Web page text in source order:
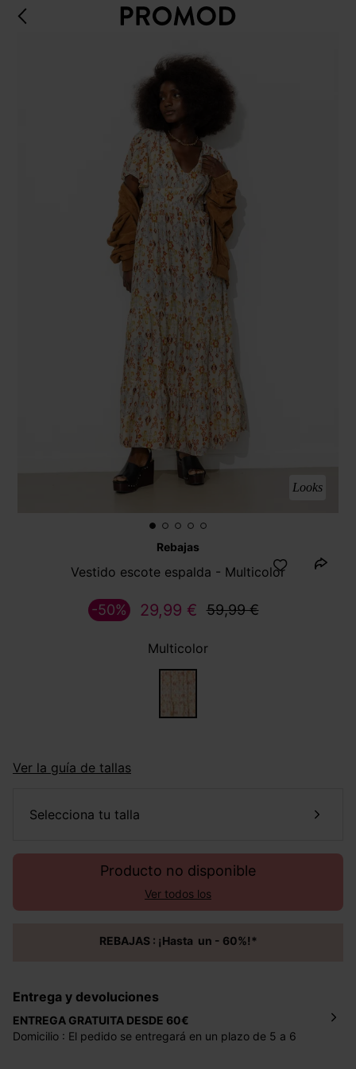
Looks
Rebajas
Vestido escote espalda - Multicolor
29,99 € 59,99 €
-50%
Multicolor
Ver la guía de tallas
selecciona tu talla
Producto no disponible
Ver todos los
REBAJAS : ¡Hasta un - 60%!*
Entrega y devoluciones
ENTREGA GRATUITA DESDE 60€
Domicilio : El pedido se entregará en un plazo de 5 a 6